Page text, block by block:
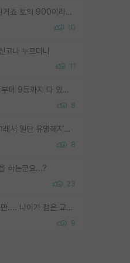
뭐 토익같은게 되버린거죠 토익 900이라고 영어잘하는건 아닙니다만 잘하는사람은 다 900을 넘는 그런
10
고나 누르더니
11
그거도 아님 ai는 1등부터 9등까지 다 있음 그거도 없는 사람은 뭐냐 교수가 그냥 못하게 한거 1등급도 교수가 막으면 안됨
8
ㅋㅋㅋㅋㅋㅋ ㅠㅠ 그래서 일단 유명해지는게 중요한거같습니다
8
하는군요...?
23
개인적인 경험들이지만.... 나이가 젊은 교수일수록 꼰대라는 가면을 쓴 채로 무례함을 행동하는 경우가 거의 90% 정도였음. 나이가 어린데 다른 또래들과 달리 명예, 권력, 재력까지 얻었으니 세상 다 가진 기분이겠지. 오히러 나이 든 교수들이 행동과 말을 더 조심하시더라.
9